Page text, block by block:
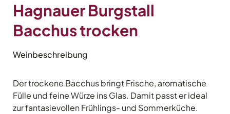
Hagnauer Burgstall
Bacchus trocken
Weinbeschreibung
Der trockene Bacchus bringt Frische, aromatische
Fülle und feine Würze ins Glas. Damit passt er ideal
zur fantasievollen Frühlings- und Sommerküche.